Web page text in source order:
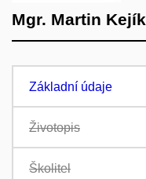
Mgr. Martin
Základní údaje
Životopis
Školitel